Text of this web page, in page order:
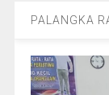
PALANGKA